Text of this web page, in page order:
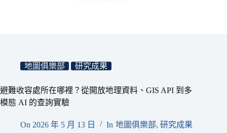
地圖俱樂部 研究成果
避難收容處所在哪裡？從開放地理資料、GIS API 到多
模態 AI 的查詢實驗
On 2026 年 5 月 13 日 In 地圖俱樂部, 研究成果